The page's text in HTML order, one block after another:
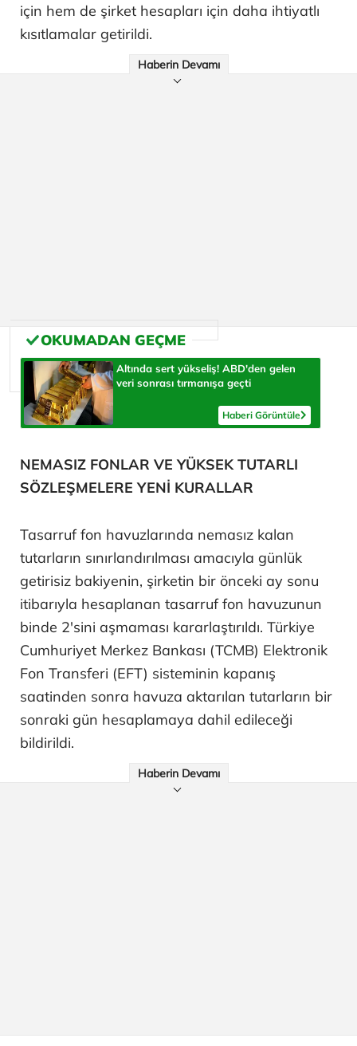
için hem de şirket hesapları için daha ihtiyatlı
kısıtlamalar getirildi.
Haberin Devamı
Altında sert yükseliş! ABD'den gelen
veri sonrası tırmanışa geçti
Haberi Görüntüle
NEMASIZ FONLAR VE YÜKSEK TUTARLI
SÖZLEŞMELERE YENİ KURALLAR
Tasarruf fon havuzlarında nemasız kalan
tutarların sınırlandırılması amacıyla günlük
getirisiz bakiyenin, şirketin bir önceki ay sonu
itibarıyla hesaplanan tasarruf fon havuzunun
binde 2'sini aşmaması kararlaştırıldı. Türkiye
Cumhuriyet Merkez Bankası (TCMB) Elektronik
Fon Transferi (EFT) sisteminin kapanış
saatinden sonra havuza aktarılan tutarların bir
sonraki gün hesaplamaya dahil edileceği
bildirildi.
Haberin Devamı